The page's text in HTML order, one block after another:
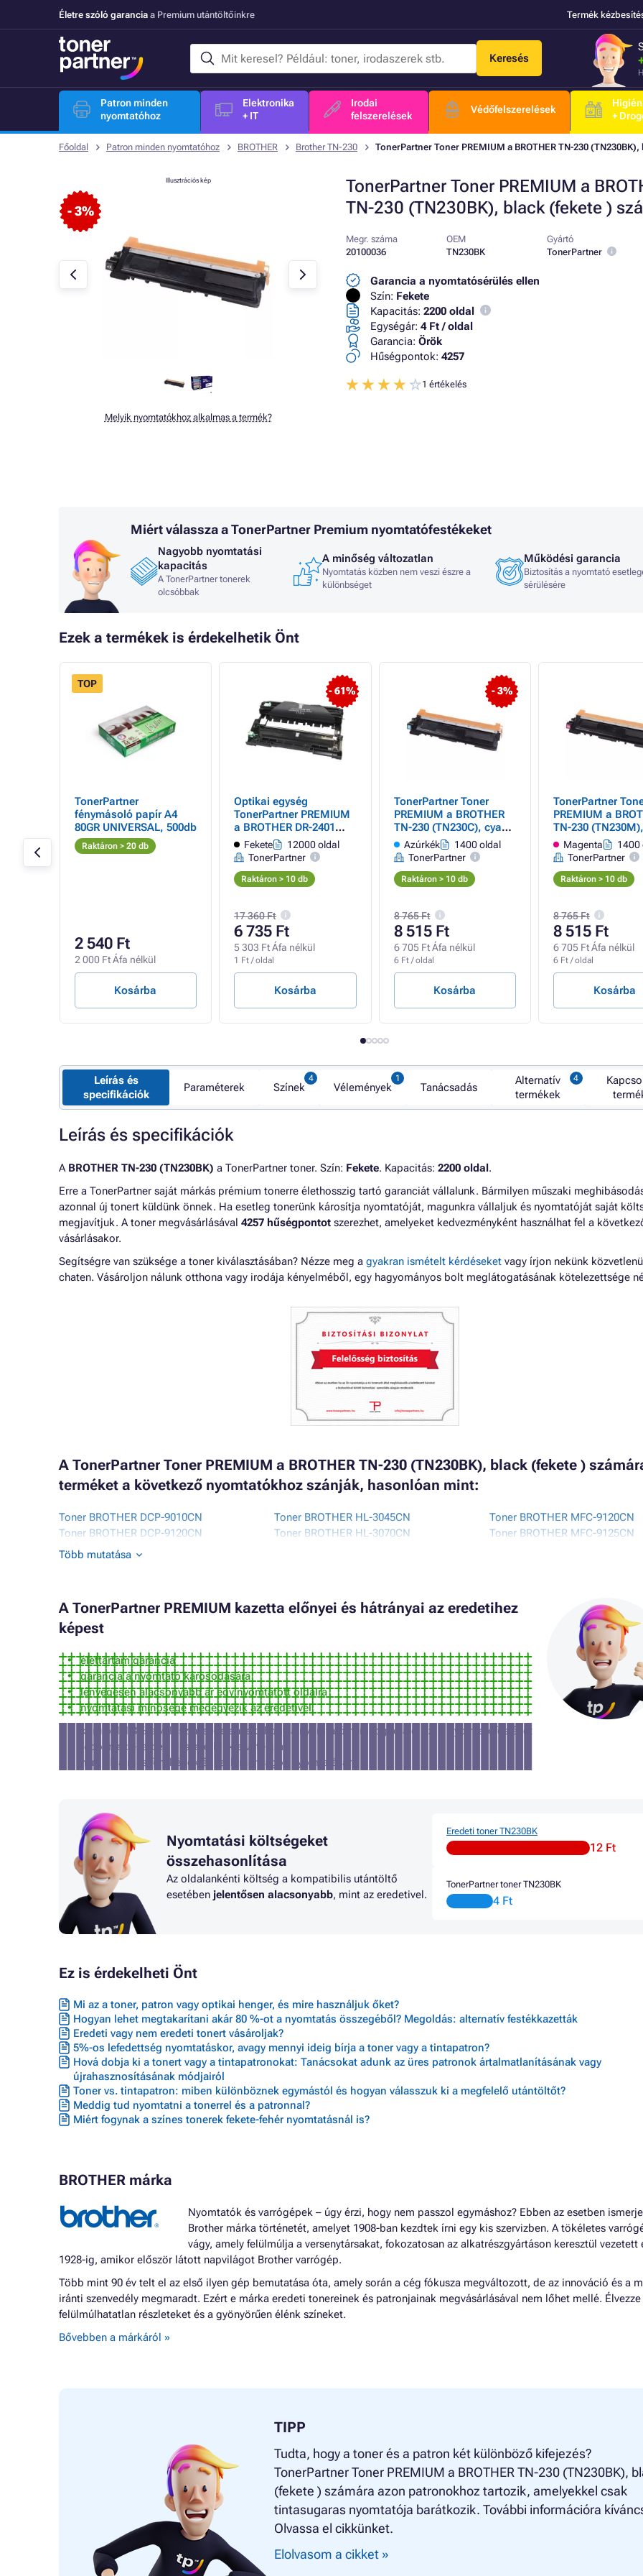
Életre szóló garancia a Premium utántöltőinkre Termék
Keresés
Patron minden
nyomtatóhoz
Elektronika
+ IT
Irodai
felszerelések
Védőfelszerelések
+
Főoldal Patron minden nyomtatóhoz BROTHER Brother TN-230 TonerPartner Toner PREMIUM a BROTHER TN-230
TonerPartner Toner PREMIUM a
TN-230 (TN230BK), black (fekete )
- 3%
Illusztrációs kép
Melyik nyomtatókhoz alkalmas a termék?
Megr. száma
20100036
OEM
TN230BK
Gyártó
TonerPartner
Garancia a nyomtatósérülés ellen
Szín: Fekete
Kapacitás: 2200 oldal
Egységár: 4 Ft / oldal
Garancia: Örök
Hűségpontok: 4257
1 értékelés
Miért válassza a TonerPartner Premium nyomtatófestékeket
Nagyobb nyomtatási
kapacitás
A TonerPartner tonerek
olcsóbbak
A minőség változatlan
Nyomtatás közben nem veszi észre a
különbséget
Működési garancia
Biztosítás a nyomtató
sérülésére
Ezek a termékek is érdekelhetik Önt
TOP
TonerPartner
fénymásoló papír A4
80GR UNIVERSAL, 500db
Raktáron > 20 db
2 540 Ft
2 000 Ft Áfa nélkül
Kosárba
- 61%
Optikai egység
TonerPartner PREMIUM
a BROTHER DR-2401
(DR2401), black (fekete)
számára
Fekete
12000 oldal
TonerPartner
Raktáron > 10 db
17 360 Ft
6 735 Ft
5 303 Ft Áfa nélkül
1 Ft / oldal
Kosárba
- 3%
TonerPartner Toner
PREMIUM a BROTHER
TN-230 (TN230C), cyan
(azúrkék) számára
Azúrkék
1400 oldal
TonerPartner
Raktáron > 10 db
8 765 Ft
8 515 Ft
6 705 Ft Áfa nélkül
6 Ft / oldal
Kosárba
TonerPartner
PREMIUM a
TN-230 (TN230M),
magenta számára
Magenta
1400
TonerPartner
Raktáron > 10 db
8 765 Ft
8 515 Ft
6 705 Ft Áfa nélkül
6 Ft / oldal
Kosárba
Leírás és
specifikációk
Paraméterek Színek Vélemények Tanácsadás
Alternatív
termékek
Leírás és specifikációk
A BROTHER TN-230 (TN230BK) a TonerPartner toner. Szín: Fekete. Kapacitás: 2200 oldal.
Erre a TonerPartner saját márkás prémium tonerre élethosszig tartó garanciát vállalunk. Bármilyen műszaki
azonnal új tonert küldünk önnek. Ha esetleg tonerünk károsítja nyomtatóját, magunkra vállaljuk és nyomtatóját saját
megjavítjuk. A toner megvásárlásával 4257 hűségpontot szerezhet, amelyeket kedvezményként használhat fel a
vásárlásakor.
Segítségre van szüksége a toner kiválasztásában? Nézze meg a gyakran ismételt kérdéseket vagy írjon nekünk
chaten. Vásároljon nálunk otthona vagy irodája kényelméből, egy hagyományos bolt meglátogatásának kötelezettsége
A TonerPartner Toner PREMIUM a BROTHER TN-230 (TN230BK), black (fekete )
terméket a következő nyomtatókhoz szánják, hasonlóan mint:
Toner BROTHER DCP-9010CN
Toner BROTHER DCP-9120CN
Toner BROTHER HL-3000 SERIES
Toner BROTHER HL-3045CN
Toner BROTHER HL-3070CN
Toner BROTHER MFC-9120CN
Toner BROTHER MFC-9125CN
Több mutatása
A TonerPartner PREMIUM kazetta előnyei és hátrányai az eredetihez
képest
élettartam garancia
garancia a nyomtató károsodására
lényegesen alacsonyabb ár egy nyomtatott oldalra
nyomtatási minősége megegyezik az eredetivel
körülbelül 3% a valószínűsége annak, hogy a nyomtató nem fogadja el ezt a nyomtatófestéket
(ebben az esetben visszatérítjük a vételárat)
nem alkalmas fényképek és reklámanyagok nyomtatására
Nyomtatási költségeket
összehasonlítása
Az oldalankénti költség a kompatibilis utántöltő
esetében jelentősen alacsonyabb, mint az eredetivel.
Eredeti toner TN230BK
12 Ft
TonerPartner toner TN230BK
4 Ft
Ez is érdekelheti Önt
Mi az a toner, patron vagy optikai henger, és mire használjuk őket?
Hogyan lehet megtakarítani akár 80 %-ot a nyomtatás összegéből? Megoldás: alternatív festékkazetták
Eredeti vagy nem eredeti tonert vásároljak?
5%-os lefedettség nyomtatáskor, avagy mennyi ideig bírja a toner vagy a tintapatron?
Hová dobja ki a tonert vagy a tintapatronokat: Tanácsokat adunk az üres patronok ártalmatlanításának vagy
újrahasznosításának módjairól
Toner vs. tintapatron: miben különböznek egymástól és hogyan válasszuk ki a megfelelő utántöltőt?
Meddig tud nyomtatni a tonerrel és a patronnal?
Miért fogynak a színes tonerek fekete-fehér nyomtatásnál is?
BROTHER márka
Nyomtatók és varrógépek – úgy érzi, hogy nem passzol egymáshoz? Ebben az esetben
Brother márka történetét, amelyet 1908-ban kezdtek írni egy kis szervizben. A tökéletes
vágy, amely felülmúlja a versenytársakat, fokozatosan az alkatrészgyártáson keresztül vezetett
1928-ig, amikor először látott napvilágot Brother varrógép.
Több mint 90 év telt el az első ilyen gép bemutatása óta, amely során a cég fókusza megváltozott, de az innováció és a
iránti szenvedély megmaradt. Ezért e márka eredeti tonereinek és patronjainak megvásárlásával nem lőhet mellé. Élvezze
felülmúlhatatlan részleteket és a gyönyörűen élénk színeket.
Bővebben a márkáról »
TIPP
Tudta, hogy a toner és a patron két különböző kifejezés?
TonerPartner Toner PREMIUM a BROTHER TN-230 (TN230BK),
(fekete ) számára azon patronokhoz tartozik, amelyekkel csak
tintasugaras nyomtatója barátkozik. További információra
Olvassa el cikkünket.
Elolvasom a cikket »